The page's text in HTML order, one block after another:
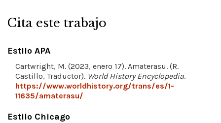
Cita este trabajo
Estilo APA
Cartwright, M. (2023, enero 17). Amaterasu. (R.
Castillo, Traductor). World History Encyclopedia.
https://www.worldhistory.org/trans/es/1-
11635/amaterasu/
Estilo Chicago